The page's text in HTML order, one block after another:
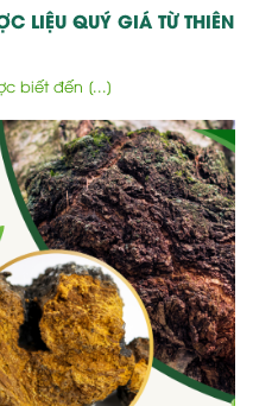
LIỆU QUÝ GIÁ TỪ THIÊN
biết đến [...]